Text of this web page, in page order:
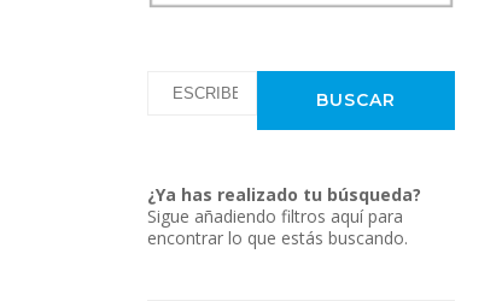
¿Ya has realizado tu búsqueda?
Sigue añadiendo filtros aquí para
encontrar lo que estás buscando.